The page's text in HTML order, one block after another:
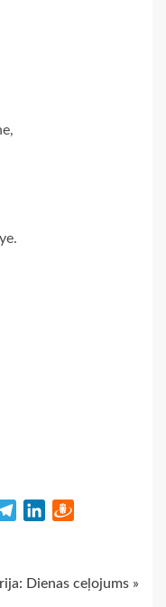
TelegramLinkedIn
Dienas ceļojums »